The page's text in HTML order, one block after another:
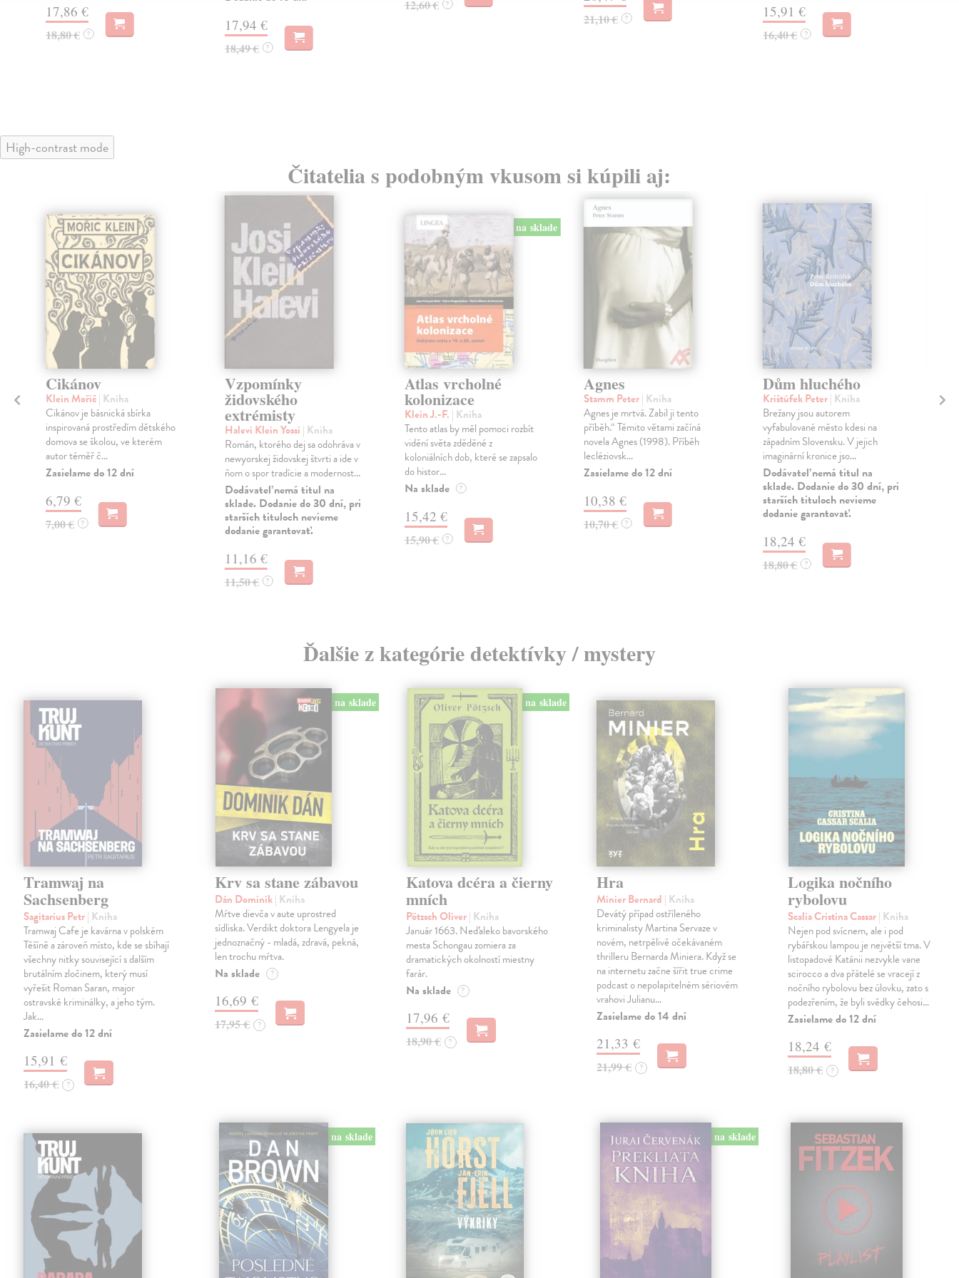
17,86 €
18,80 € ?
17,94 €
18,49 € ?
12,60 € ?
21,10 € ? 15,91 €
16,40 € ?
High-contrast mode
Čitatelia s podobným vkusom si kúpili aj:
Cikánov
Klein Mořič| Kniha
Cikánov je básnická sbírka
inspirovaná prostředím dětského
domova se školou, ve kterém
autor téměř č...
Zasielame do 12 dní
6,79 €
7,00 € ?
Vzpomínky
židovského
extrémisty
Halevi Klein Yossi | Kniha
Román, ktorého dej sa odohráva v
newyorskej židovskej štvrti a ide v
ňom o spor tradície a modernost...
Dodávateľ nemá titul na
sklade. Dodanie do 30 dní, pri
starších tituloch nevieme
dodanie garantovať.
11,16 €
11,50 € ?
na sklade
Atlas vrcholné
kolonizace
Klein J.-F. | Kniha
Tento atlas by měl pomoci rozbít
vidění světa zděděné z
koloniálních dob, které se zapsalo
do histor...
Na sklade ?
15,42 €
15,90 € ?
Agnes
Stamm Peter| Kniha
Agnes je mrtvá. Zabil ji tento
příběh.“ Těmito větami začíná
novela Agnes (1998). Příběh
lecléziovsk...
Zasielame do 12 dní
10,38 €
10,70 € ?
Dům hluchého
Krištúfek Peter| Kniha
Brežany jsou autorem
vyfabulované město kdesi na
západním Slovensku. V jejich
imaginární kronice jso...
Dodávateľ nemá titul na
sklade. Dodanie do 30 dní, pri
starších tituloch nevieme
dodanie garantovať.
18,24 €
18,80 € ?
Ďalšie z kategórie detektívky / mystery
Tramwaj na
Sachsenberg
Sagitarius Petr| Kniha
Tramwaj Cafe je kavárna v polském
Těšíně a zároveň místo, kde se sbíhají
všechny nitky související s dalším
brutálním zločinem, který musí
vyřešit Roman Saran, major
ostravské kriminálky, a jeho tým.
Jak…
Zasielame do 12 dní
15,91 €
16,40 € ?
na sklade
Krv sa stane zábavou
Dán Dominik| Kniha
Mŕtve dievča v aute uprostred
sídliska. Verdikt doktora Lengyela je
jednoznačný - mladá, zdravá, pekná,
len trochu mŕtva.
Na sklade ?
16,69 €
17,95 € ?
na sklade
Katova dcéra a čierny
mních
Pötzsch Oliver| Kniha
Január 1663. Neďaleko bavorského
mesta Schongau zomiera za
dramatických okolností miestny
farár.
Na sklade ?
17,96 €
18,90 € ?
Hra
Minier Bernard | Kniha
Devátý případ ostříleného
kriminalisty Martina Servaze v
novém, netrpělivě očekávaném
thrilleru Bernarda Miniera. Když se
na internetu začne šířit true crime
podcast o nepolapitelném sériovém
vrahovi Julianu…
Zasielame do 14 dní
21,33 €
21,99 € ?
Logika nočního
rybolovu
Scalia Cristina Cassar| Kniha
Nejen pod svícnem, ale i pod
rybářskou lampou je největší tma. V
listopadové Katánii nezvykle vane
scirocco a dva přátelé se vracejí z
nočního rybolovu bez úlovku, zato s
podezřením, že byli svědky čehosi…
Zasielame do 12 dní
18,24 €
18,80 € ?
na sklade na sklade